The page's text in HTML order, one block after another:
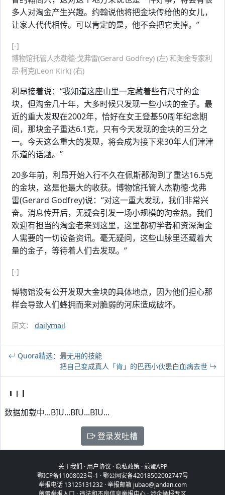
多人对淘金产生兴趣。约翰说他将把金块传给他的女儿，
让家人代代相传。可以肯定的是，他不会把它卖掉。”
[-]
博物馆托管人杰勒德·戈弗雷(Gerard Godfrey) (左) 和淘金专家利
昂·柯克(Leon Kirk) (右)
利昂接着说：“我知道这座山里一定藏着些有尺寸的金
块，但淘金几十年，大多时候只发现一些小块的金子。最
近的重大发现在2002年，恰好在女王登基50周年纪念期
间，那块金子重达6.1克，只有今天发现的金块的三分之
一。今天这么重大的发现，将会成为接下来30年人们津津
乐道的话题。”
20多年前，利昂开始入行不久在佩斯郡淘到了重达16.5克
的金块，这是他最大的收获。博物馆托管人杰勒德·戈弗
雷(Gerard Godfrey)说：“对这一重大发现，我们非常兴
奋。消息传开后，无疑会引发一场小规模的淘金热。我们
欢迎有担当的淘金者来到这里，这里都初学者和资深淘金
人需要的一切设备资讯。毫无疑问，这些山脉里还藏着大
量的金子，等待着人们去发现。”
[-]
博物馆没有公开发现大金块的具体地点，因为他们担心那
样会导致人们蜂拥而来对脆弱的河床造成破坏。
原文： dailymail
Quora精选：最无用的技能
把自己变成真人「肯」的巴西小伙患白血病去世
数据加载中...BIU...BIU...BIU...
登录发吐槽
关于我们 ·用户协议 · 隐私政策·煎蛋APP
鄂ICP备11008023号-1 ·鄂公网安备42018502002747号
举报电话 13125131232 · 举报邮箱 jubao@jandan.com